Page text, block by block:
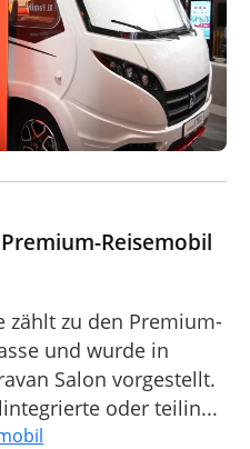
Reisemobil
zählt zu den Premium-
und wurde in
Salon vorgestellt.
oder teilin...